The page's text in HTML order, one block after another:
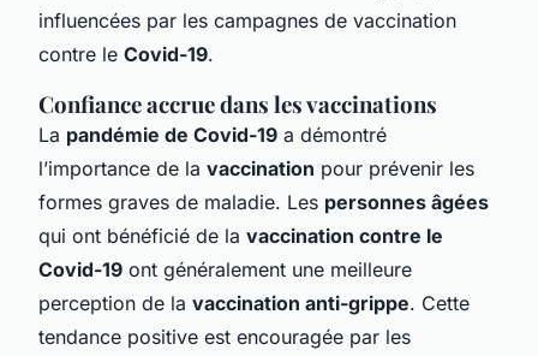
influencées par les campagnes de vaccination
contre le Covid-19.
Confiance accrue dans les vaccinations
La pandémie de Covid-19 a démontré
l’importance de la vaccination pour prévenir les
formes graves de maladie. Les personnes âgées
qui ont bénéficié de la vaccination contre le
Covid-19 ont généralement une meilleure
perception de la vaccination anti-grippe. Cette
tendance positive est encouragée par les